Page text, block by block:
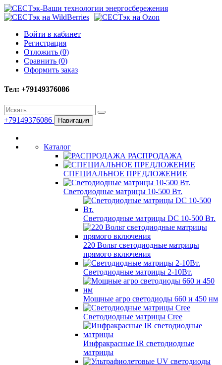
Войти в кабинет
Регистрация
Отложить (0)
Сравнить (0)
Оформить заказ
Тел: +79149376086
+79149376086 Навигация
Каталог
РАСПРОДАЖА
СПЕЦИАЛЬНОЕ ПРЕДЛОЖЕНИЕ
Светодиодные матрицы 10-500 Вт.
Светодиодные матрицы DC 10-500 Вт.
220 Вольт cветодиодные матрицы
прямого включения
Светодиодные матрицы 2-10Вт.
Мощные агро светодиоды 660 и 450 нм
Светодиодные матрицы Cree
Инфракрасные IR светодиодные
матрицы